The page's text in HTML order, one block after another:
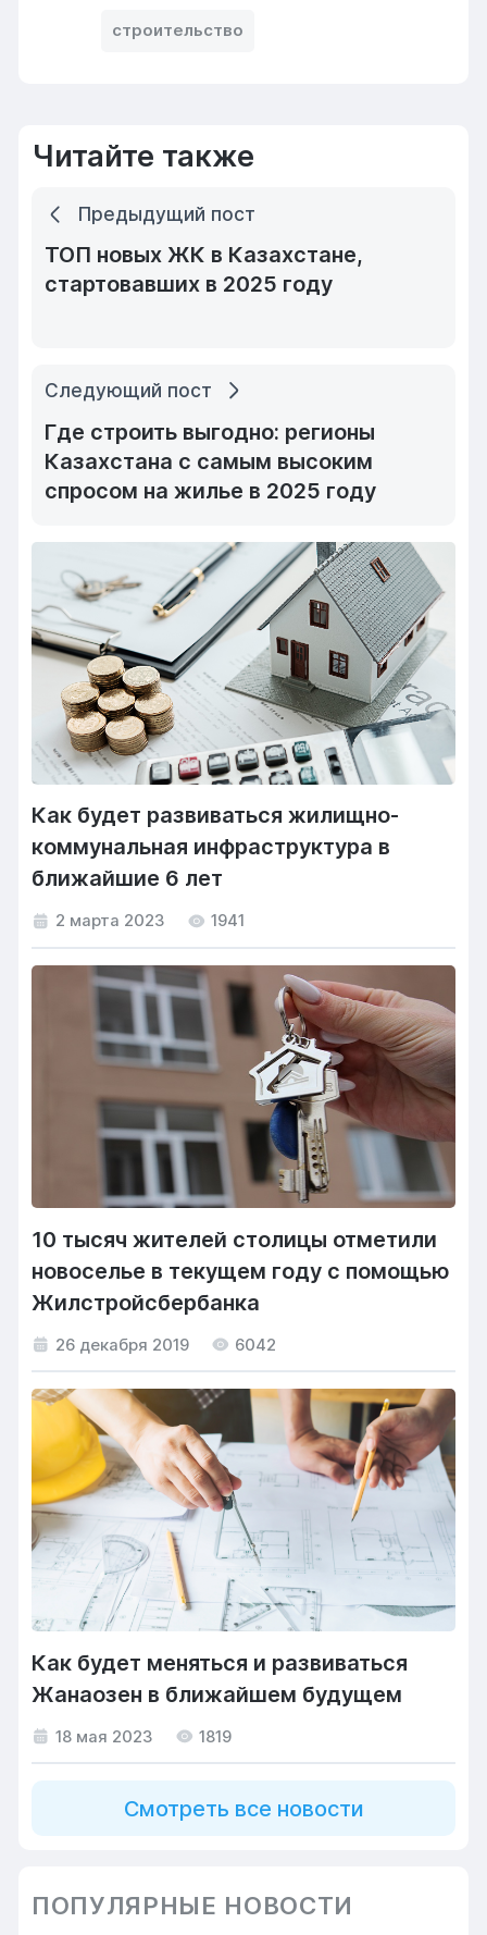
строительство
Читайте также
Предыдущий пост
ТОП новых ЖК в Казахстане,
стартовавших в 2025 году
Следующий пост
Где строить выгодно: регионы
Казахстана с самым высоким
спросом на жилье в 2025 году
Как будет развиваться жилищно-
коммунальная инфраструктура в
ближайшие 6 лет
2 марта 2023 1941
10 тысяч жителей столицы отметили
новоселье в текущем году с помощью
Жилстройсбербанка
26 декабря 2019 6042
Как будет меняться и развиваться
Жанаозен в ближайшем будущем
18 мая 2023 1819
Смотреть все новости
ПОПУЛЯРНЫЕ НОВОСТИ